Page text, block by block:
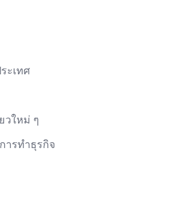
ะเทศ
วใหม่ ๆ
ารทำธุรกิจ